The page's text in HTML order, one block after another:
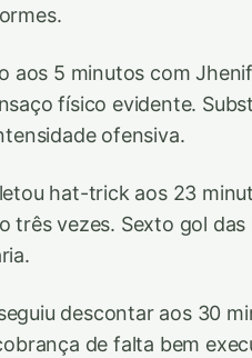
aos 5 minutos com
físico evidente.
ofensiva.
hat-trick aos 23
três vezes. Sexto gol
descontar aos 30
de falta bem